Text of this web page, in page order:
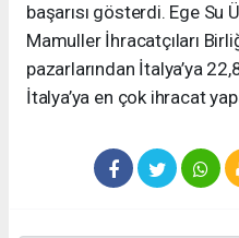
başarısı gösterdi. Ege Su
Mamuller İhracatçıları
pazarlarından İtalya’ya
İtalya’ya en çok ihracat